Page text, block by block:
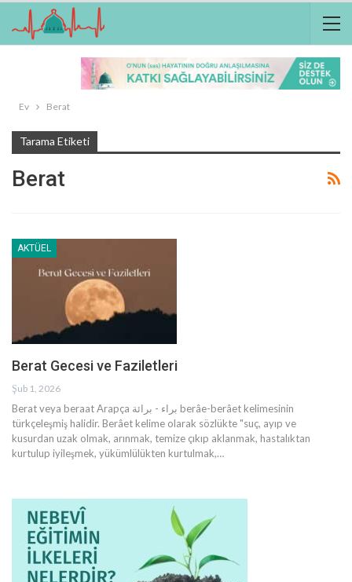
Ev Berat
Tarama Etiketi
Berat
AKTÜEL
Berat Gecesi ve Faziletleri
Şub 1, 2026
Berat veya beraat Arapça براء - برائة berâe-berâet kelimesinin
türkçeleşmiş halidir. Berâet kelime olarak sözlükte "suç, ayıp ve
kusurdan uzak olmak, arınmak, temize çıkıp aklanmak, hastalıktan
kurtulup iyileşmek, yükümlülükten kurtulmak,…